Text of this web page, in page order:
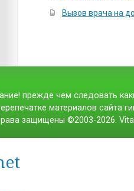
Вызов врача на
прежде чем следовать
материалов сайта
защищены ©2003-2026.